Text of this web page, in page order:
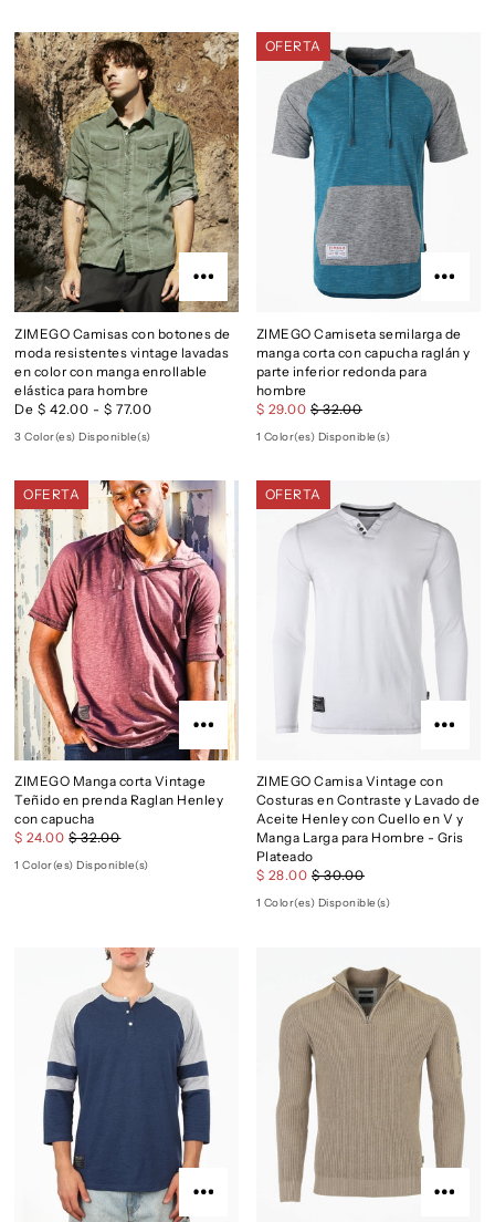
ZIMEGO Camisas con botones de
moda resistentes vintage lavadas
en color con manga enrollable
elástica para hombre
De $ 42.00 - $ 77.00
3 Color(es) Disponible(s)
OFERTA
ZIMEGO Camiseta semilarga de
manga corta con capucha raglán y
parte inferior redonda para
hombre
$ 29.00 $ 32.00
1 Color(es) Disponible(s)
OFERTA
ZIMEGO Manga corta Vintage
Teñido en prenda Raglan Henley
con capucha
$ 24.00 $ 32.00
1 Color(es) Disponible(s)
OFERTA
ZIMEGO Camisa Vintage con
Costuras en Contraste y Lavado de
Aceite Henley con Cuello en V y
Manga Larga para Hombre - Gris
Plateado
$ 28.00 $ 30.00
1 Color(es) Disponible(s)